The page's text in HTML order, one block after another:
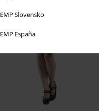
EMP Slovensko
EMP España